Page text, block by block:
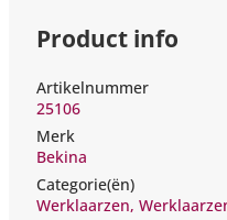
Product info
Artikelnummer
25106
Merk
Bekina
Categorie(ën)
Werklaarzen,